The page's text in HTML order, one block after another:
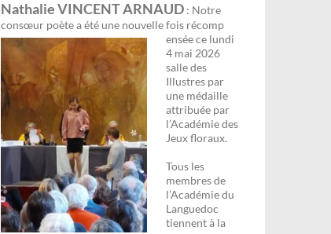
Nathalie VINCENT ARNAUD : Notre
consœur poète a été une nouvelle fois récomp
ensée ce lundi
4 mai 2026
salle des
Illustres par
une médaille
attribuée par
l’Académie des
Jeux floraux.
Tous les
membres de
l’Académie du
Languedoc
tiennent à la